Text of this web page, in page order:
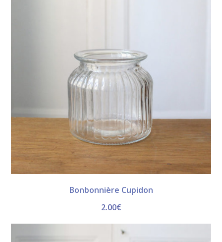
Bonbonnière Cupidon
2.00€